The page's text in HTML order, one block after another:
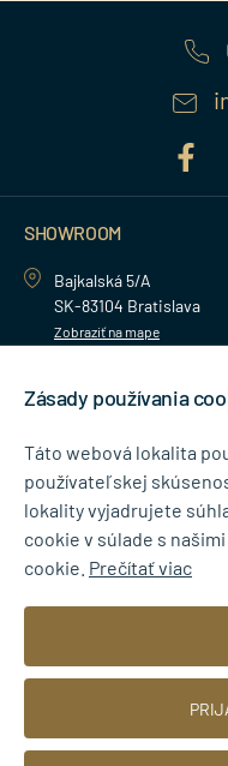
SHOWROOM
Bajkalská 5/A
SK-83104 Bratislava
Zobraziť na mape
NEWSLETTER
Zásady ochrany osobných
Zásady používania
Táto webová lokalita
používateľskej
lokality vyjadrujete
cookie v súlade s
cookie. Prečítať viac